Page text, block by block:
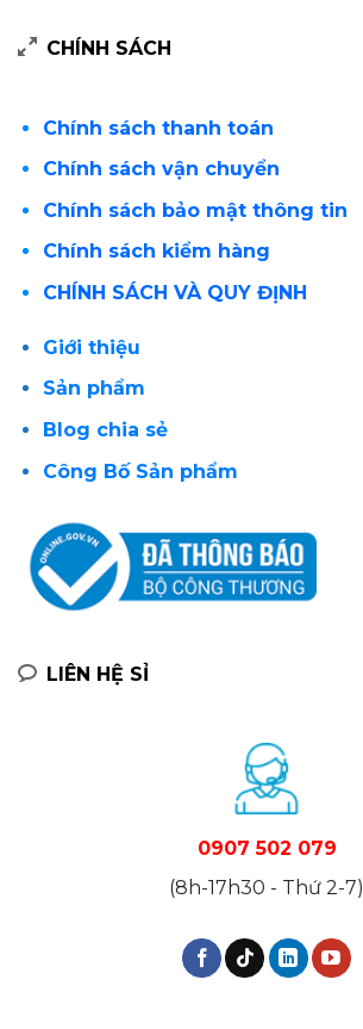
CHÍNH SÁCH
Chính sách thanh toán
Chính sách vận chuyển
Chính sách bảo mật thông tin
Chính sách kiểm hàng
CHÍNH SÁCH VÀ QUY ĐỊNH
Giới thiệu
Sản phẩm
Blog chia sẻ
Công Bố Sản phẩm
LIÊN HỆ SỈ
0907 502 079
(8h-17h30 - Thứ 2-7)